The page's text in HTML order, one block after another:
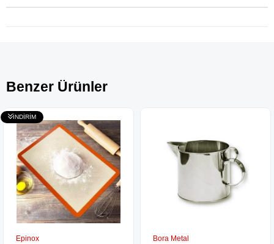
Benzer Ürünler
Epinox Bora Metal